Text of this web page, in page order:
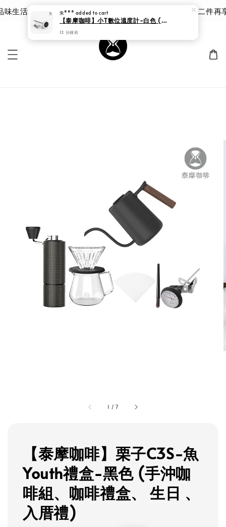
生活 | 泰摩 甘露品鑑杯 |限時 8 折｜優惠價 $785 第二件再
1 /7
【泰摩咖啡】栗子C3S-魚
Youth禮盒-黑色 (手沖咖
啡組、咖啡禮盒、 生日 、
入厝禮)
朱*** added to cart
【泰摩咖啡】小T數位溫度計-白色 (咖啡溫度計 數位溫度計)
12 分鐘前